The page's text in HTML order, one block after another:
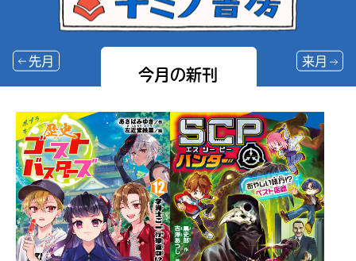
今月の新刊
先月 来月